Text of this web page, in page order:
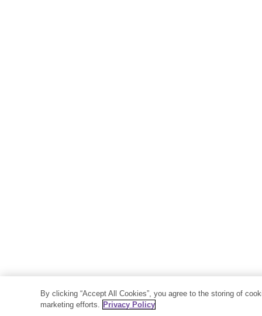
By clicking “Accept All Cookies”, you agree to the storing of
marketing efforts. Privacy Policy